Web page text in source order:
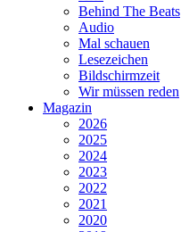
Behind The Beats
Audio
Mal schauen
Lesezeichen
Bildschirmzeit
Wir müssen reden
Magazin
2026
2025
2024
2023
2022
2021
2020